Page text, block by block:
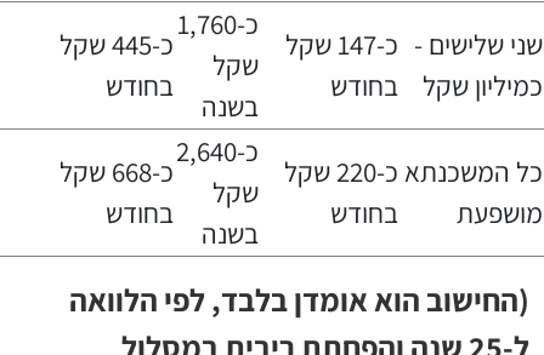
שני שלישים -
כמיליון שקל
כ-147 שקל
בחודש
כ-1,760
שקל
בשנה
כ-445 שקל
בחודש
כל המשכנתא
מושפעת
כ-220 שקל
בחודש
כ-2,640
שקל
בשנה
כ-668 שקל
בחודש
(החישוב הוא אומדן בלבד, לפי הלוואה